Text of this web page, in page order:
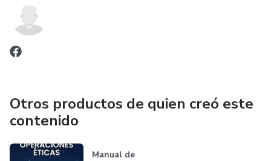
Otros productos de quien creó este
contenido
Manual de